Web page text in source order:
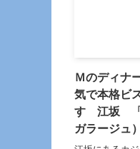
Ｍのディナ
気で本格ビ
す 江坂 「
ガラージュ）